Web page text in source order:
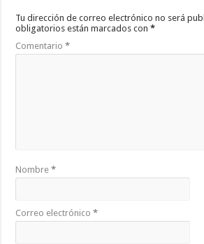
Tu dirección de correo electrónico no será
obligatorios están marcados con*
Comentario*
Nombre*
Correo electrónico*